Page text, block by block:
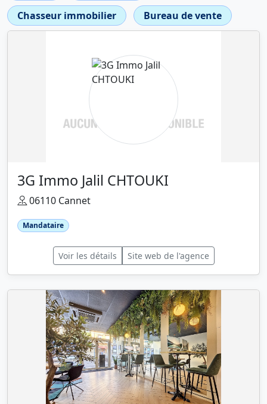
Chasseur immobilier
Bureau de vente
3G Immo Jalil CHTOUKI
06110 Cannet
Mandataire
Voir les détails Site web de l'agence